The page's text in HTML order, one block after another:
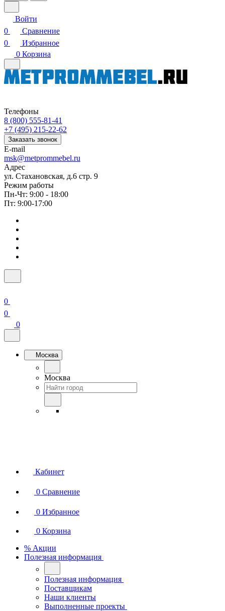
Войти
0
Сравнение
0
Избранное
0 Корзина
Телефоны
8 (800) 555-81-41
+7 (495) 215-22-62
Заказать звонок
E-mail
msk@metprommebel.ru
Адрес
ул. Стахановская, д.6 стр. 9
Режим работы
Пн-Чт: 9:00 - 18:00
Пт: 9:00-17:00
0
0
0
Москва
Москва
Кабинет
0 Сравнение
0 Избранное
0 Корзина
% Акции
Полезная информация
Полезная информация
Поставщикам
Наши клиенты
Выполненные проекты